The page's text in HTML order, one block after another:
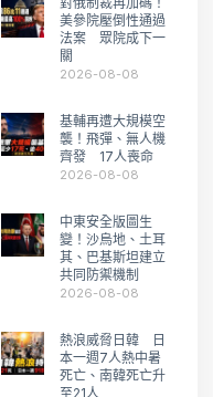
美參院壓倒性通過
法案 眾院成下一
關
2026-08-08
基輔再遭大規模空
襲！飛彈、無人機
齊發 17人喪命
2026-08-08
中東安全版圖生
變！沙烏地、土耳
其、巴基斯坦建立
共同防禦機制
2026-08-08
熱浪威脅日韓 日
本一週7人熱中暑
死亡、南韓死亡升
至21人